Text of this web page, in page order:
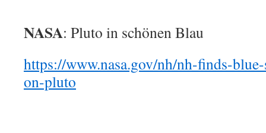
NASA: Pluto in schönen Blau
https://www.nasa.gov/nh/nh-finds-
on-pluto